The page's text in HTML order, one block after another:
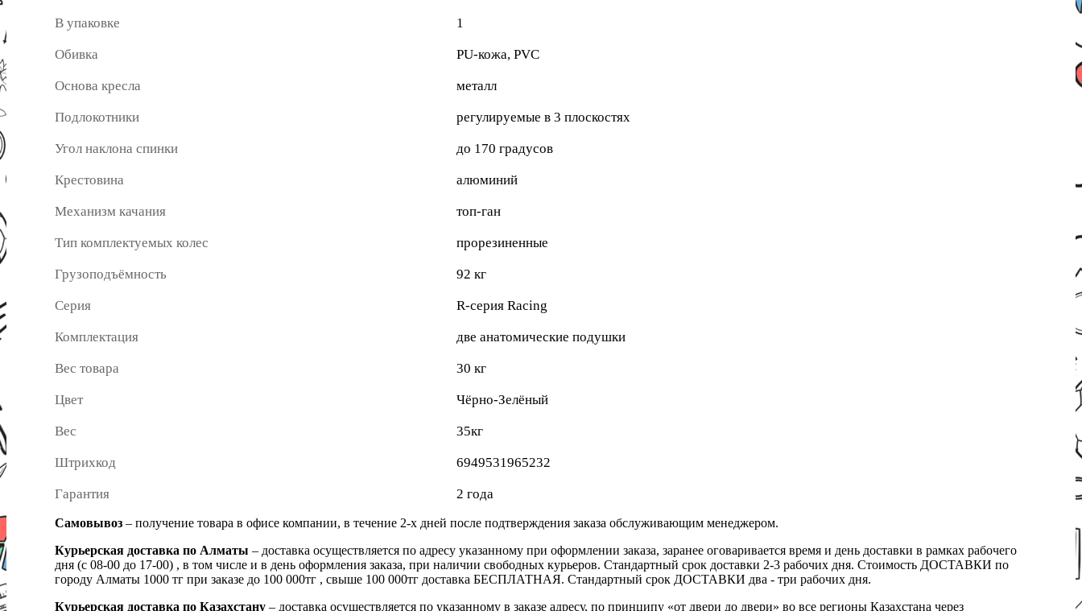
В упаковке 1
Обивка PU-кожа, PVC
Основа кресла металл
Подлокотники регулируемые в 3 плоскостях
Угол наклона спинки до 170 градусов
Крестовина алюминий
Механизм качания топ-ган
Тип комплектуемых колес прорезиненные
Грузоподъёмность 92 кг
Серия R-серия Racing
Комплектация две анатомические подушки
Вес товара 30 кг
Цвет Чёрно-Зелёный
Вес 35кг
Штрихкод 6949531965232
Гарантия 2 года
Самовывоз – получение товара в офисе компании, в течение 2-х дней после подтверждения заказа обслуживающим менеджером.
Курьерская доставка по Алматы – доставка осуществляется по адресу указанному при оформлении заказа, заранее оговаривается время и день доставки в рамках рабочего
дня (с 08-00 до 17-00) , в том числе и в день оформления заказа, при наличии свободных курьеров. Стандартный срок доставки 2-3 рабочих дня. Стоимость ДОСТАВКИ по
городу Алматы 1000 тг при заказе до 100 000тг , свыше 100 000тг доставка БЕСПЛАТНАЯ. Стандартный срок ДОСТАВКИ два - три рабочих дня.
Курьерская доставка по Казахстану – доставка осуществляется по указанному в заказе адресу, по принципу «от двери до двери» во все регионы Казахстана через